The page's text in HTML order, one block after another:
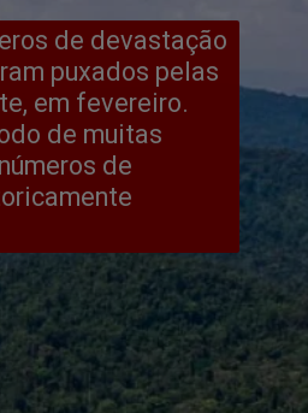
de devastação
puxados pelas
em fevereiro.
de muitas
de